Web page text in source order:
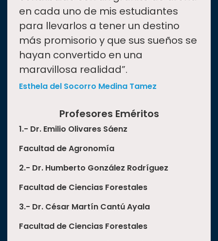
en cada uno de mis estudiantes
para llevarlos a tener un destino
más promisorio y que sus sueños se
hayan convertido en una
maravillosa realidad”.
Esthela del Socorro Medina Tamez
Profesores Eméritos
1.- Dr. Emilio Olivares Sáenz
Facultad de Agronomía
2.- Dr. Humberto González Rodríguez
Facultad de Ciencias Forestales
3.- Dr. César Martín Cantú Ayala
Facultad de Ciencias Forestales